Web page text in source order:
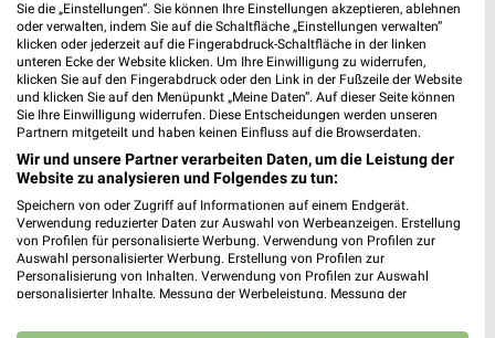
weekli - Prospekte & Angebote App
Alle Kaufland Angebote immer griffbereit – mit der kostenlosen
weekli App für iOS & Android.
✔Standortgenaue Angebote
✔Folge deinem Lieblingshändler
✔Push-Benachrichtigungen bei neuen Prospekten
✔Einkaufsliste - Einkauf stressfrei planen
Sie die „Einstellungen“. Sie können Ihre Einstellungen akzeptieren, ablehnen
oder verwalten, indem Sie auf die Schaltfläche „Einstellungen verwalten“
klicken oder jederzeit auf die Fingerabdruck-Schaltfläche in der linken
unteren Ecke der Website klicken. Um Ihre Einwilligung zu widerrufen,
klicken Sie auf den Fingerabdruck oder den Link in der Fußzeile der Website
und klicken Sie auf den Menüpunkt „Meine Daten“. Auf dieser Seite können
Sie Ihre Einwilligung widerrufen. Diese Entscheidungen werden unseren
Partnern mitgeteilt und haben keinen Einfluss auf die Browserdaten.
Wir und unsere Partner verarbeiten Daten, um die Leistung der
Website zu analysieren und Folgendes zu tun:
Speichern von oder Zugriff auf Informationen auf einem Endgerät.
Verwendung reduzierter Daten zur Auswahl von Werbeanzeigen. Erstellung
von Profilen für personalisierte Werbung. Verwendung von Profilen zur
Auswahl personalisierter Werbung. Erstellung von Profilen zur
Personalisierung von Inhalten. Verwendung von Profilen zur Auswahl
personalisierter Inhalte. Messung der Werbeleistung. Messung der
Kombinationen von Daten aus verschiedenen Quellen. Entwicklung und